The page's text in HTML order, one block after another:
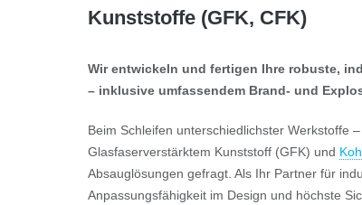
Kunststoffe (GFK, CFK)
Wir entwickeln und fertigen Ihre robuste,
– inklusive umfassendem Brand- und
Beim Schleifen unterschiedlichster Werkstoffe
Glasfaserverstärktem Kunststoff (GFK) und
Absauglösungen gefragt. Als Ihr Partner für
Anpassungsfähigkeit im Design und höchste